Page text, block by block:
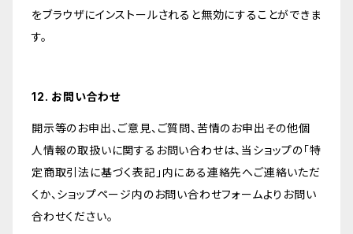
をブラウザにインストールされると無効にすることができま
す。
12. お問い合わせ
開示等のお申出、ご意見、ご質問、苦情のお申出その他個
人情報の取扱いに関するお問い合わせは、当ショップの「特
定商取引法に基づく表記」内にある連絡先へご連絡いただ
くか、ショップページ内のお問い合わせフォームよりお問い
合わせください。